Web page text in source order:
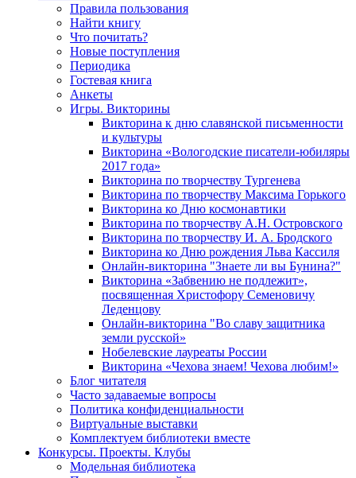
Правила пользования
Найти книгу
Что почитать?
Новые поступления
Периодика
Гостевая книга
Анкеты
Игры. Викторины
Викторина к дню славянской письменности
и культуры
Викторина «Вологодские писатели-юбиляры
2017 года»
Викторина по творчеству Тургенева
Викторина по творчеству Максима Горького
Викторина ко Дню космонавтики
Викторина по творчеству А.Н. Островского
Викторина по творчеству И. А. Бродского
Викторина ко Дню рождения Льва Кассиля
Онлайн-викторина "Знаете ли вы Бунина?"
Викторина «Забвению не подлежит»,
посвященная Христофору Семеновичу
Леденцову
Онлайн-викторина "Во славу защитника
земли русской»
Нобелевские лауреаты России
Викторина «Чехова знаем! Чехова любим!»
Блог читателя
Часто задаваемые вопросы
Политика конфиденциальности
Виртуальные выставки
Комплектуем библиотеки вместе
Конкурсы. Проекты. Клубы
Модельная библиотека